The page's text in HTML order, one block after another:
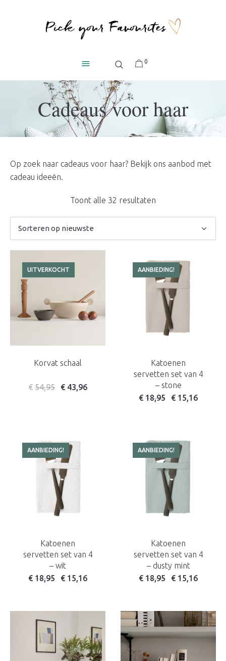
0
Cadeaus voor haar
Op zoek naar cadeaus voor haar? Bekijk ons aanbod met
cadeau ideeën.
Toont alle 32 resultaten
UITVERKOCHT
Korvat schaal
€ 54,95 € 43,96
AANBIEDING!
Katoenen
servetten set van 4
– stone
Oorspronkelijke prijs
€ 18,95Huidige prijs is:
€ 15,16
AANBIEDING!
Katoenen
servetten set van 4
– wit
Oorspronkelijke prijs was: € 21,50.
€ 18,95Huidige prijs is: € 18,95.
€ 15,16
AANBIEDING!
Katoenen
servetten set van 4
– dusty mint
Oorspronkelijke prijs
€ 18,95Huidige prijs is:
€ 15,16